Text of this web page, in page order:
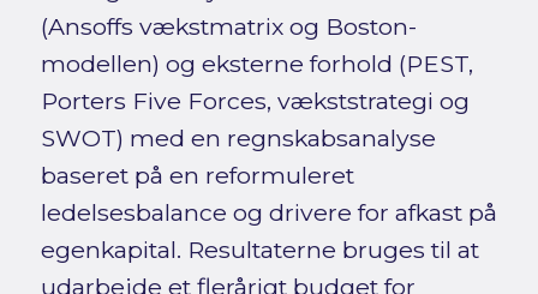
(Ansoffs vækstmatrix og Boston-
modellen) og eksterne forhold (PEST,
Porters Five Forces, vækststrategi og
SWOT) med en regnskabsanalyse
baseret på en reformuleret
ledelsesbalance og drivere for afkast på
egenkapital. Resultaterne bruges til at
udarbejde et flerårigt budget for